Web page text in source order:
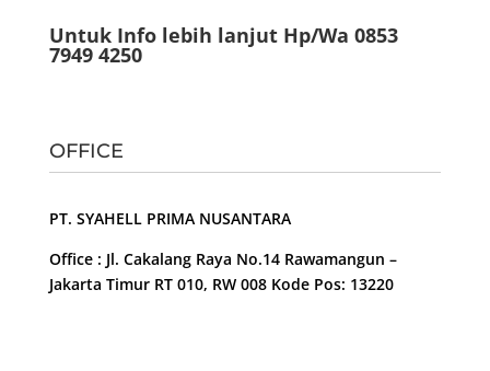
Untuk Info lebih lanjut Hp/Wa 0853
7949 4250
OFFICE
PT. SYAHELL PRIMA NUSANTARA
Office : Jl. Cakalang Raya No.14 Rawamangun –
Jakarta Timur RT 010, RW 008 Kode Pos: 13220